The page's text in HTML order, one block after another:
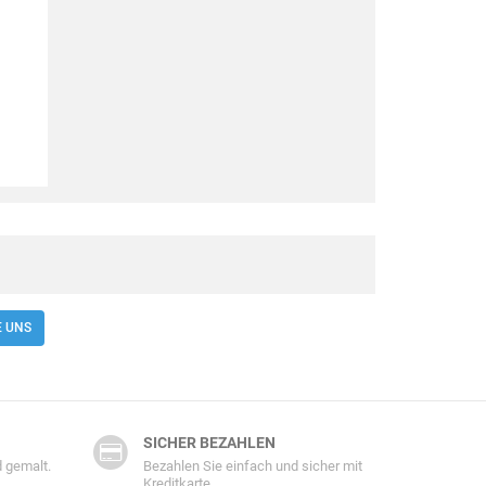
UNS
gemalt.
SICHER BEZAHLEN
Bezahlen Sie einfach und sicher mit